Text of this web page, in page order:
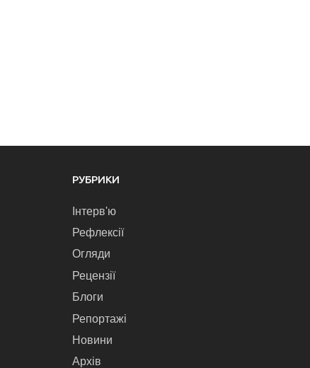
РУБРИКИ
Інтерв'ю
Рефлексії
Огляди
Рецензії
Блоги
Репортажі
Новини
Архів